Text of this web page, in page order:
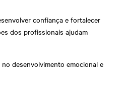
confiança e fortalecer
dos profissionais ajudam
desenvolvimento emocional e